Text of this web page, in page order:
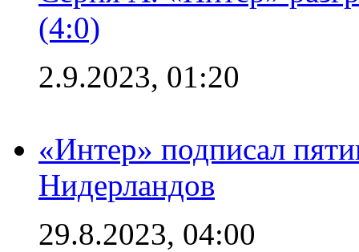
(4:0)
2.9.2023, 01:20
«Интер» подписал
Нидерландов
29.8.2023, 04:00